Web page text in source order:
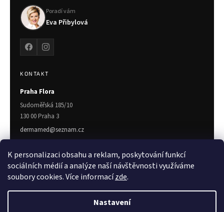
K personalizaci obsahu a reklam, poskytování funkcí
sociálních médií a analýze naší návštěvnosti využíváme
soubory cookies. Více informacízde.
Nastavení
Poradí vám
Eva Přibylová
KONTAKT
Praha Flora
Sudoměřská 185/10
130 00 Praha 3
dermamed@seznam.cz
775 719 672
Zlín
Třída T. Bati 7023
760 01 Zlín